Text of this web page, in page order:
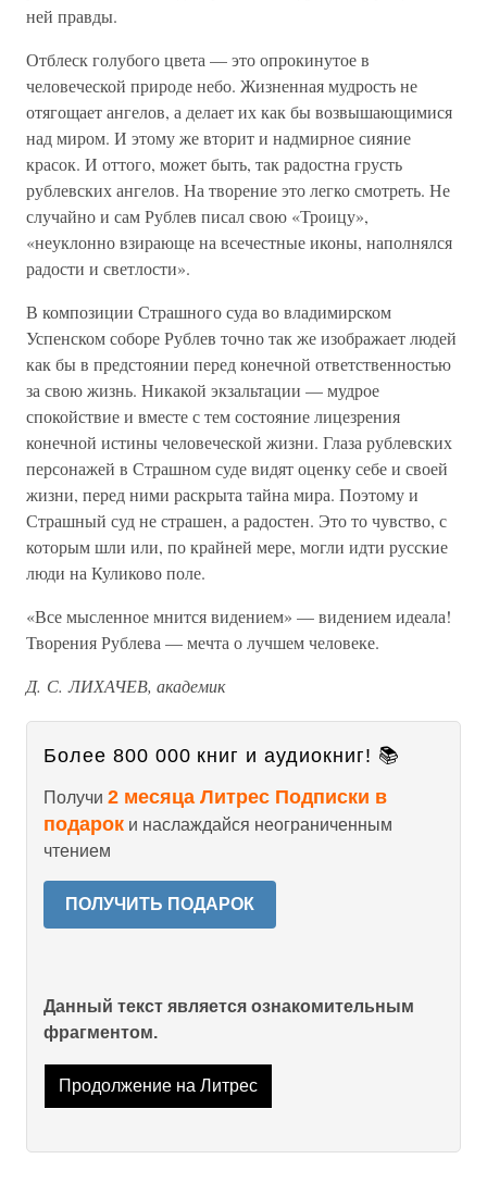
ней правды.
Отблеск голубого цвета — это опрокинутое в
человеческой природе небо. Жизненная мудрость не
отягощает ангелов, а делает их как бы возвышающимися
над миром. И этому же вторит и надмирное сияние
красок. И оттого, может быть, так радостна грусть
рублевских ангелов. На творение это легко смотреть. Не
случайно и сам Рублев писал свою «Троицу»,
«неуклонно взирающе на всечестные иконы, наполнялся
радости и светлости».
В композиции Страшного суда во владимирском
Успенском соборе Рублев точно так же изображает людей
как бы в предстоянии перед конечной ответственностью
за свою жизнь. Никакой экзальтации — мудрое
спокойствие и вместе с тем состояние лицезрения
конечной истины человеческой жизни. Глаза рублевских
персонажей в Страшном суде видят оценку себе и своей
жизни, перед ними раскрыта тайна мира. Поэтому и
Страшный суд не страшен, а радостен. Это то чувство, с
которым шли или, по крайней мере, могли идти русские
люди на Куликово поле.
«Все мысленное мнится видением» — видением идеала!
Творения Рублева — мечта о лучшем человеке.
Д. С. ЛИХАЧЕВ, академик
Более 800 000 книг и аудиокниг! 📚
Получи 2 месяца Литрес Подписки в
подарок и наслаждайся неограниченным
чтением
ПОЛУЧИТЬ ПОДАРОК
Данный текст является ознакомительным
фрагментом.
Продолжение на Литрес